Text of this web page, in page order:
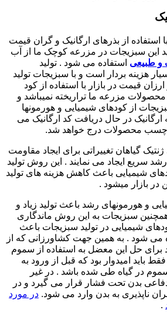
با استفاده از بذرهای ارگانیک و گران قیمت
این سبزیجات در مزرعه کوچک ما از آب
و طبیعی استفاده می شود . تولید
هزینه بردار است و با سبزیجات تولید
قیمت در بازار با استفاده از کود
مزرعه ما تراریخته نمیباشد و
از کودهای شیمیایی و هورمونها
ارگانیک در حال دریافت کد ارگانیک می
محصولات درج خواهد شد.
گیاهان تغییراتی برای ایجاد مقاومت
سریع ایجاد می نمایند . این روش تولید
شیمیایی باعث کاهش هزینه های تولید
در بازار میشود .
و هورمونهای رشد باعث تولید زیاد و
سبزیجات به این روش ماندگاری
شیمیایی در تولید سبزیجات باعث
می شود . به همین جهت کشاورزانی که از
برای حل این معضل به استفاده از سموم
باید امیدوار بود که قبل از ورود به
در گیاه طی شده باشد . در غیر
بدن تحت فشار قرار می گیرد و در
ناپذیری به بدن وارد می شود. در مورد
.